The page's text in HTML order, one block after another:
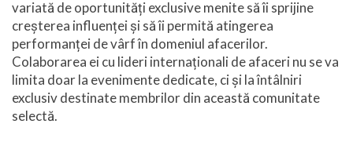
variată de oportunități exclusive menite să îi sprijine
creșterea influenței și să îi permită atingerea
performanței de vârf în domeniul afacerilor.
Colaborarea ei cu lideri internaționali de afaceri nu se va
limita doar la evenimente dedicate, ci și la întâlniri
exclusiv destinate membrilor din această comunitate
selectă.